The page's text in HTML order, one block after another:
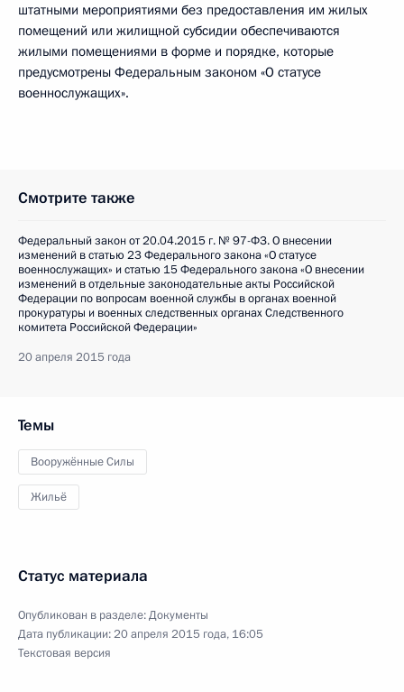
штатными мероприятиями без предоставления им жилых
помещений или жилищной субсидии обеспечиваются
жилыми помещениями в форме и порядке, которые
предусмотрены Федеральным законом «О статусе
военнослужащих».
Смотрите также
Федеральный закон от 20.04.2015 г. № 97-ФЗ. О внесении
изменений в статью 23 Федерального закона «О статусе
военнослужащих» и статью 15 Федерального закона «О внесении
изменений в отдельные законодательные акты Российской
Федерации по вопросам военной службы в органах военной
прокуратуры и военных следственных органах Следственного
комитета Российской Федерации»
20 апреля 2015 года
Темы
Вооружённые Силы
Жильё
Статус материала
Опубликован в разделе:Документы
Дата публикации:20 апреля 2015 года, 16:05
Текстовая версия